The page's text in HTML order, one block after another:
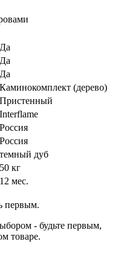
Да
Да
Да
Каминокомплект (дерево)
Пристенный
Interflame
Россия
Россия
темный дуб
50 кг
12 мес.
первым.
- будьте первым,
товаре.